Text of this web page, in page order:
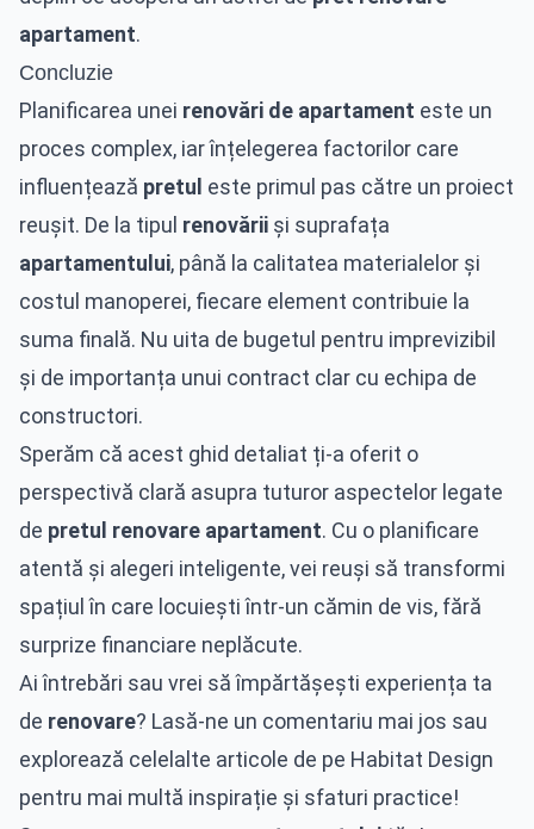
apartament.
Concluzie
Planificarea unei renovări de apartament este un
proces complex, iar înțelegerea factorilor care
influențează pretul este primul pas către un proiect
reușit. De la tipul renovării și suprafața
apartamentului, până la calitatea materialelor și
costul manoperei, fiecare element contribuie la
suma finală. Nu uita de bugetul pentru imprevizibil
și de importanța unui contract clar cu echipa de
constructori.
Sperăm că acest ghid detaliat ți-a oferit o
perspectivă clară asupra tuturor aspectelor legate
de pretul renovare apartament. Cu o planificare
atentă și alegeri inteligente, vei reuși să transformi
spațiul în care locuiești într-un cămin de vis, fără
surprize financiare neplăcute.
Ai întrebări sau vrei să împărtășești experiența ta
de renovare? Lasă-ne un comentariu mai jos sau
explorează celelalte articole de pe Habitat Design
pentru mai multă inspirație și sfaturi practice!